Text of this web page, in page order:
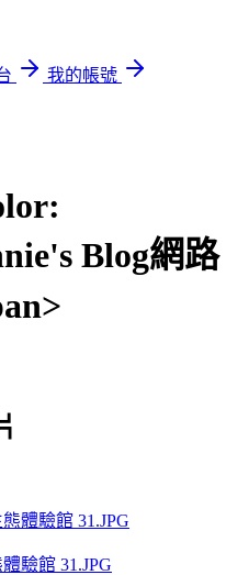
我的帳號
Blog網路
驗館 31.JPG